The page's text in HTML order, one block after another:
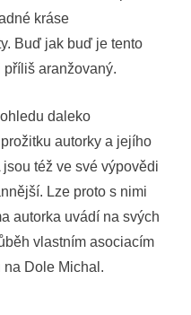
kráse
Buď jak buď je tento
aranžovaný.
daleko
autorky a jejího
též ve své výpovědi
Lze proto s nimi
autorka uvádí na svých
vlastním asociacím
na Dole Michal.